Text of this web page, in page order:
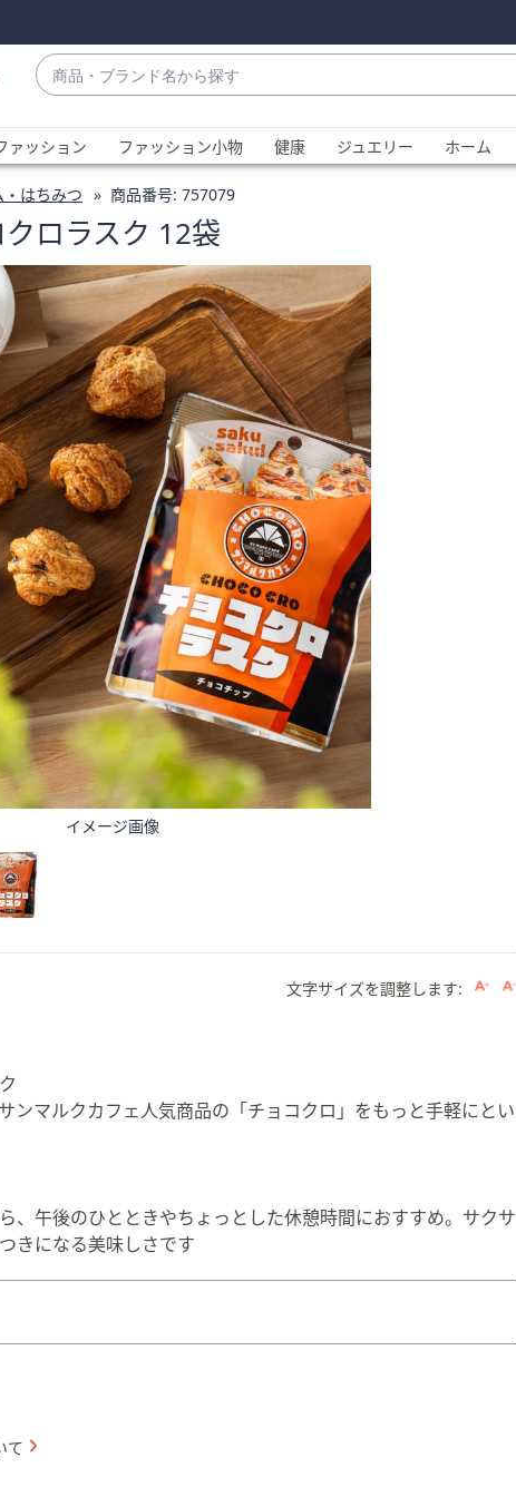
商
品・
ラ
ン
ド
名
ら
探
す
補
が
利
可
能
な
場
合、
上
下
の
矢
印
ー
ま
た
は
タ
ッ
チ
デ
バ
イ
ス
左
右
覧
ま
す。
ァッション ファッション小物 健康 ジュエリー ホーム
はちみつ 商品番号: 757079
ロラスク 12袋
イメージ画像
文字サイズを調整します:
ンマルクカフェ人気商品の「チョコクロ」をもっと手軽にとい
、午後のひとときやちょっとした休憩時間におすすめ。サクサ
きになる美味しさです
て